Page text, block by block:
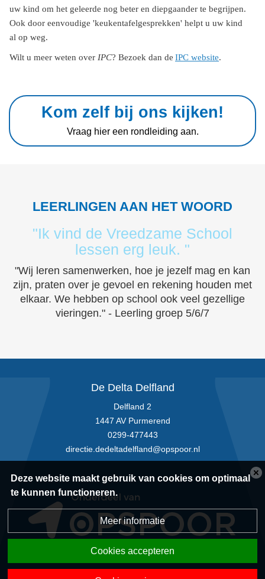
uw kind om het geleerde nog beter en diepgaander te begrijpen.
Ook door eenvoudige 'keukentafelgesprekken' helpt u uw kind
al op weg.
Wilt u meer weten over IPC? Bezoek dan ​de IPC website.
Kom zelf bij ons kijken!
Vraag hier een rondleiding aan.
LEERLINGEN AAN HET WOORD
"Ik vind de Vreedzame School
lessen erg leuk. "
"Wij leren samenwerken, hoe je jezelf mag en kan
zijn, praten over je gevoel en rekening houden met
elkaar. We hebben op school ook veel gezellige
vieringen." - Leerling groep 5/6/7
De Delta Delfland
Delfland 2
1447 AV Purmerend
0299-477443
directie.dedeltadelfland@opspoor.nl
Deze website maakt gebruik van cookies om optimaal
te kunnen functioneren.
Meer informatie
Cookies accepteren